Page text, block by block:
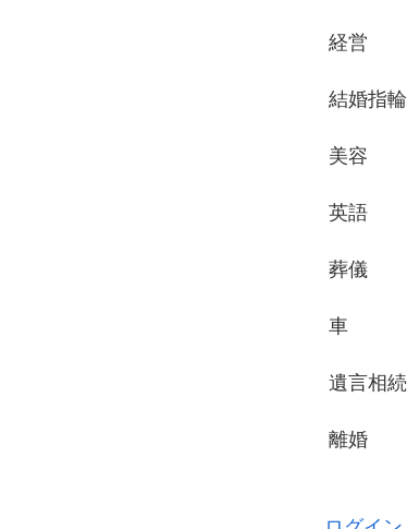
経営
結婚指輪
美容
英語
葬儀
車
遺言相続
離婚